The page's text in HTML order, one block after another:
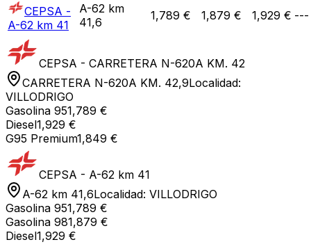
CEPSA -
A-62 km 41
A-62 km
41,6
1,789 € 1,879 € 1,929 € ---
CEPSA - CARRETERA N-620A KM. 42
CARRETERA N-620A KM. 42,9Localidad:
VILLODRIGO
Gasolina 951,789 €
Diesel1,929 €
G95 Premium1,849 €
CEPSA - A-62 km 41
A-62 km 41,6Localidad: VILLODRIGO
Gasolina 951,789 €
Gasolina 981,879 €
Diesel1,929 €